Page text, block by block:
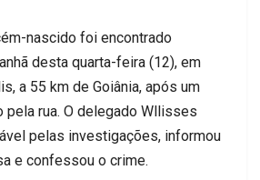
nascido foi encontrado
desta quarta-feira (12), em
a 55 km de Goiânia, após um
pela rua. O delegado Wllisses
pelas investigações, informou
e confessou o crime.